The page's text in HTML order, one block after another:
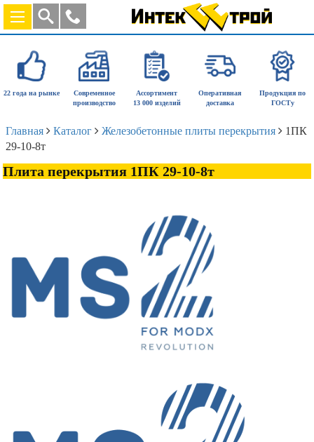
22 года на рынке
Современное
производство
Ассортимент
13 000 изделий
Оперативная
доставка
Продукция по
ГОСТу
Главная Каталог Железобетонные плиты перекрытия
1ПК
29-10-8т
Плита перекрытия 1ПК 29-10-8т